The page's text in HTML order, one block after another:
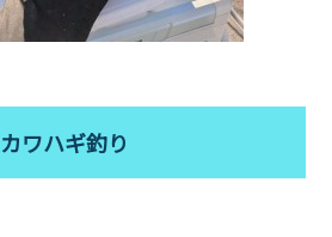
カワハギ釣り